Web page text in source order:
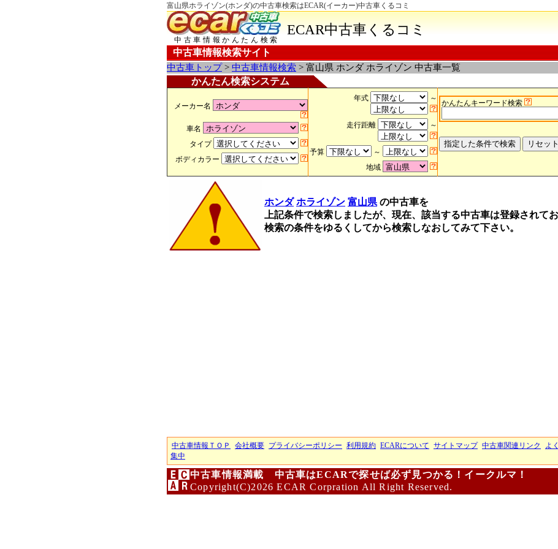
富山県ホライゾン(ホンダ)の中古車検索はECAR(イーカー)中古車くるコミ
中古車情報かんたん検索
ECAR中古車くるコミ
中古車情報検索サイト
中古車トップ> 中古車情報検索 > 富山県 ホンダ ホライゾン 中古車一覧
かんたん検索システム
メーカー名
車名
タイプ
ボディカラー
年式 ～
走行距離 ～
予算
～
地域
かんたんキーワード検索
ホンダ ホライゾン 富山県 の中古車を
上記条件で検索しましたが、現在、該当する中古車は登録されてお
検索の条件をゆるくしてから検索しなおしてみて下さい。
中古車情報ＴＯＰ 会社概要 プライバシーポリシー 利用規約 ECARについて サイトマップ 中古車関連リンク よ
集中
中古車情報満載 中古車はECARで探せば必ず見つかる！イークルマ！
Copyright(C)2026 ECAR Corpration All Right Reserved.